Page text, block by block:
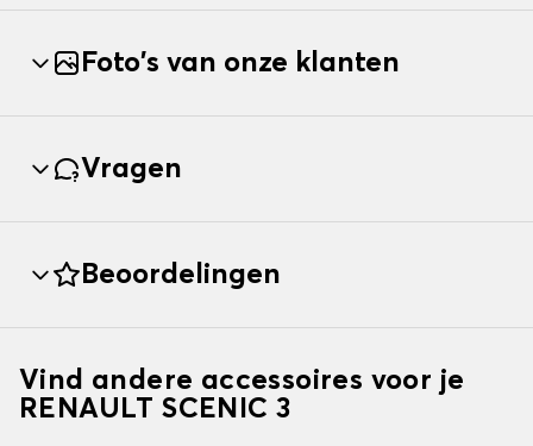
Foto's van onze klanten
Vragen
Beoordelingen
Vind andere accessoires voor je
RENAULT SCENIC 3